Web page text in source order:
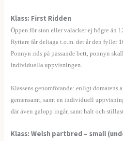
Klass: First Ridden
Öppen för ston eller valacker ej högre än
Ryttare får deltaga t.o.m. det år den fyller
Ponnyn rids på passande bett, ponnyn
individuella uppvisningen.
Klassens genomförande: enligt domarens
gemensamt, samt en individuell
där även galopp ingår, samt halt och
Klass: Welsh partbred – small